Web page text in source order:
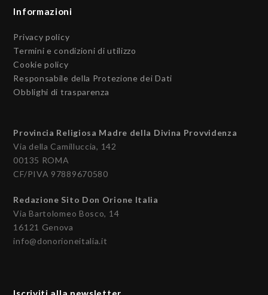
Informazioni
Privacy policy
Termini e condizioni di utilizzo
Cookie policy
Responsabile della Protezione dei Dati
Obblighi di trasparenza
Provincia Religiosa Madre della Divina Provvidenza
Via della Camilluccia, 142
00135 ROMA
CF/PIVA 97889670580
Redazione Sito Don Orione Italia
Via Bartolomeo Bosco, 14
16121 Genova
info@donorioneitalia.it